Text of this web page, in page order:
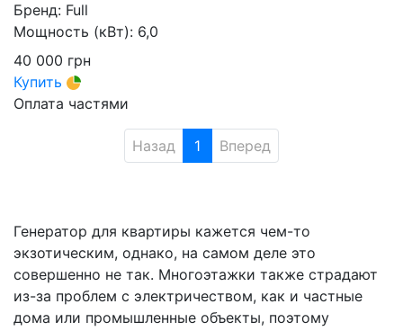
Бренд: Full
Мощность (кВт): 6,0
40 000 грн
Купить
Оплата частями
Назад 1 Вперед
Генератор для квартиры кажется чем-то
экзотическим, однако, на самом деле это
совершенно не так. Многоэтажки также страдают
из-за проблем с электричеством, как и частные
дома или промышленные объекты, поэтому